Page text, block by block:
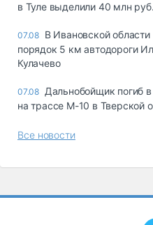
в Туле выделили 40 млн руб.
07.08 В Ивановской
порядок 5 км автодороги
Кулачево
07.08 Дальнобойщик погиб
на трассе М-10 в Тверской
Все новости